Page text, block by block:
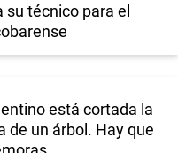
su técnico para el
está cortada la
de un árbol. Hay que